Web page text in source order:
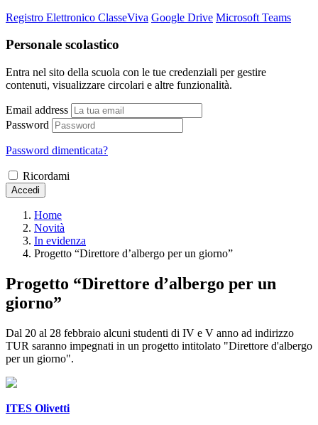
Registro Elettronico ClasseViva Google Drive Microsoft Teams
Personale scolastico
Entra nel sito della scuola con le tue credenziali per gestire
contenuti, visualizzare circolari e altre funzionalità.
Email address
Password
Password dimenticata?
Ricordami
Accedi
Home
Novità
In evidenza
Progetto “Direttore d’albergo per un giorno”
Progetto “Direttore d’albergo per un
giorno”
Dal 20 al 28 febbraio alcuni studenti di IV e V anno ad indirizzo
TUR saranno impegnati in un progetto intitolato "Direttore d'albergo
per un giorno".
ITES Olivetti